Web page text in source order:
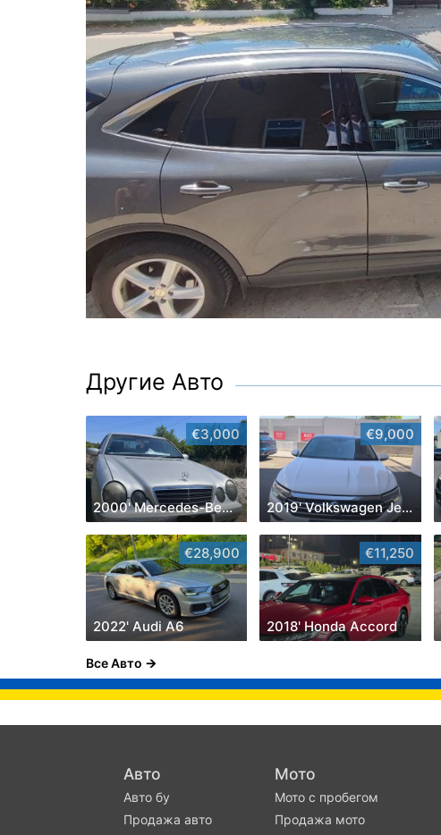
Другие Авто
€3,000
2000' Mercedes-Benz E-Class
€9,000
2019' Volkswagen Jetta
€28,900
2022' Audi A6
€11,250
2018' Honda Accord
Все Авто
Авто
Авто бу
Продажа авто
Мото
Мото с пробегом
Продажа мото